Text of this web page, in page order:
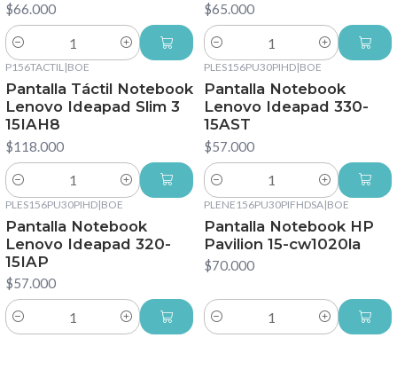
$66.000
Cantidad
$65.000
Cantidad
P156TACTIL|BOE
Pantalla Táctil Notebook
Lenovo Ideapad Slim 3
15IAH8
$118.000
Cantidad
PLES156PU30PIHD|BOE
Pantalla Notebook
Lenovo Ideapad 330-
15AST
$57.000
Cantidad
PLES156PU30PIHD|BOE
Pantalla Notebook
Lenovo Ideapad 320-
15IAP
$57.000
Cantidad
PLENE156PU30PIFHDSA|BOE
Pantalla Notebook HP
Pavilion 15-cw1020la
$70.000
Cantidad